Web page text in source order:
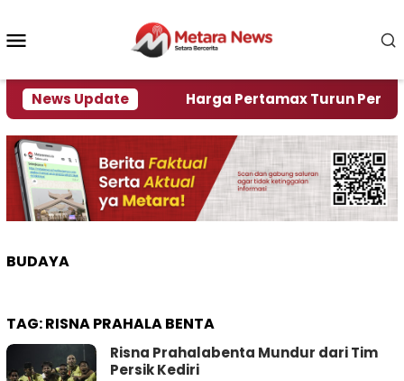
konten
News Update
Krisi Air Harga Pertamax Turun Per Hari
BUDAYA
TAG:RISNA PRAHALA BENTA
Risna Prahalabenta Mundur dari Tim
Persik Kediri